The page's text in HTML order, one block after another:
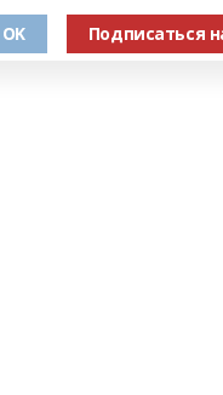
OK Подписаться